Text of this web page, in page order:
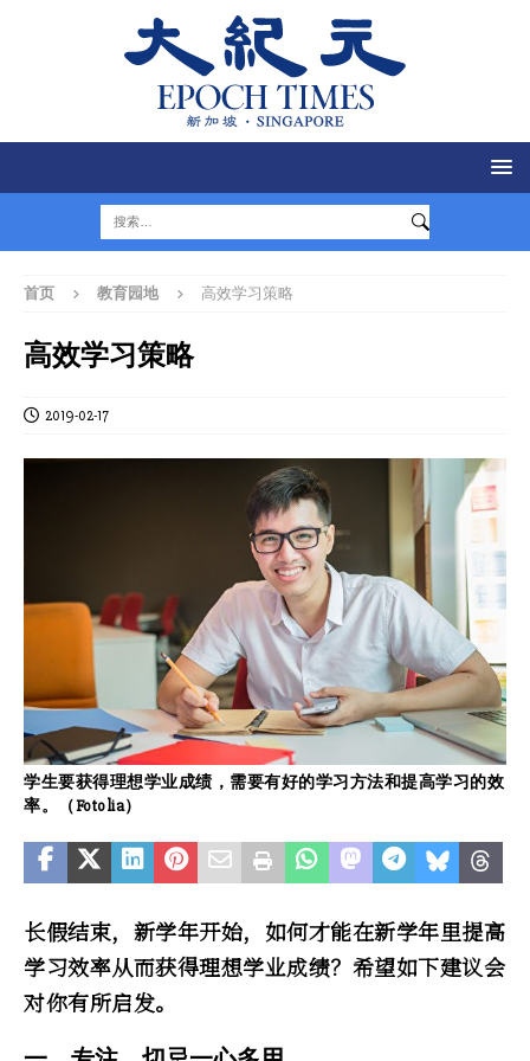
首页 教育园地 高效学习策略
高效学习策略
2019-02-17
学生要获得理想学业成绩，需要有好的学习方法和提高学习的效
率。（Fotolia）
长假结束，新学年开始，如何才能在新学年里提高
学习效率从而获得理想学业成绩？希望如下建议会
对你有所启发。